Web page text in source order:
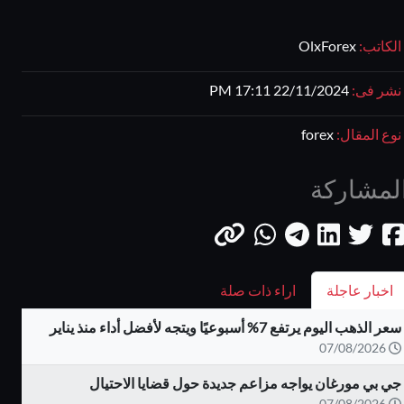
الكاتب: OlxForex
نشر فى: 22/11/2024 17:11 PM
نوع المقال: forex
اخبار عاجلة اراء ذات صلة
سعر الذهب اليوم يرتفع 7% أسبوعيًا ويتجه لأفضل أداء منذ يناير
07/08/2026
جي بي مورغان يواجه مزاعم جديدة حول قضايا الاحتيال